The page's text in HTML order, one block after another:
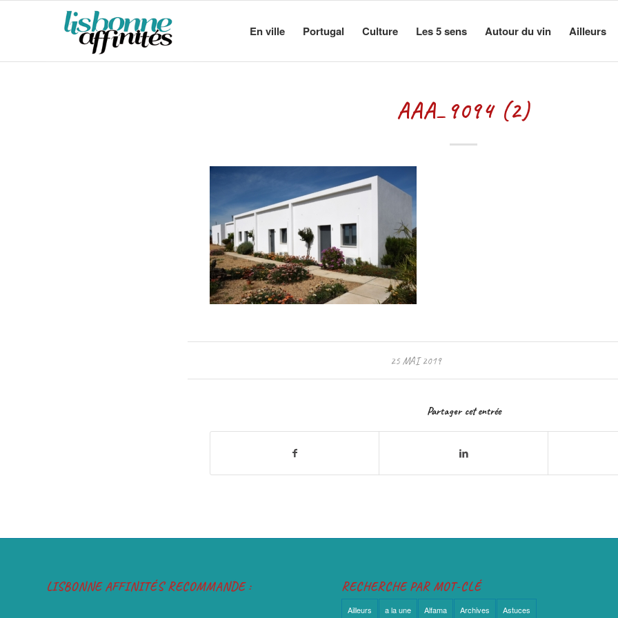
En ville Portugal Culture Les 5 sens Autour du vin Ailleurs
AAA_9094 (2)
25 MAI 2019
Partager cet entrée
LISBONNE AFFINITÉS RECOMMANDE : RECHERCHE PAR MOT-CLÉ
Ailleurs a la une Alfama Archives Astuces